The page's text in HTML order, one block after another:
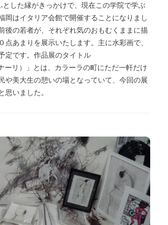
とした縁がきっかけで、現在この学院で学ぶ
岡はイタリア会館で開催することになりまし
後の若者が、それぞれ気のおもむくままに描
点あまりを展示いたします。主に水彩画で、
定です。作品展のタイトル
ーリ）」とは、カラーラの町にただ一軒だけ
や美大生の憩いの場となっていて、今回の展
思いました。